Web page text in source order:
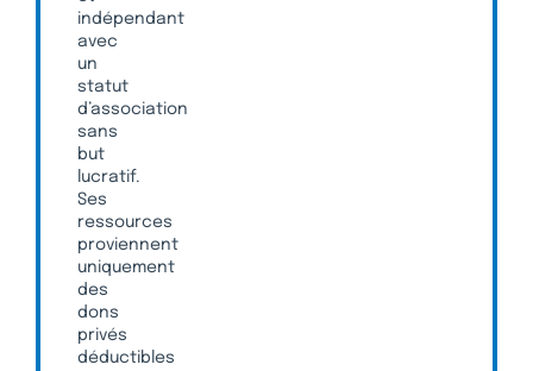
indépendant
avec
un
statut
d’association
sans
but
lucratif.
Ses
ressources
proviennent
uniquement
des
dons
privés
déductibles